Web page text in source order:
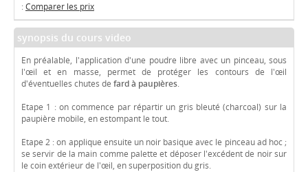
:Comparer les prix
synopsis du cours video
En préalable, l'application d'une poudre libre avec un pinceau, sous
l'œil et en masse, permet de protéger les contours de l'œil
d'éventuelles chutes de fard à paupières.
Etape 1 : on commence par répartir un gris bleuté (charcoal) sur la
paupière mobile, en estompant le tout.
Etape 2 : on applique ensuite un noir basique avec le pinceau ad hoc ;
se servir de la main comme palette et déposer l'excédent de noir sur
le coin extérieur de l'œil, en superposition du gris.